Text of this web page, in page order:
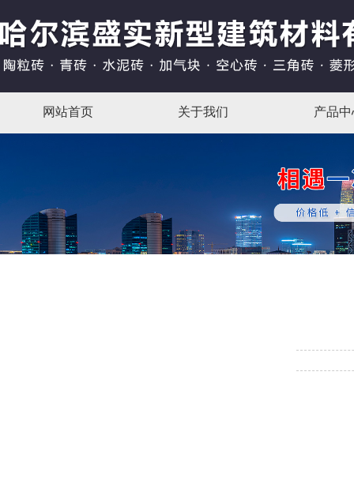
网站首页 关于我们 产品中